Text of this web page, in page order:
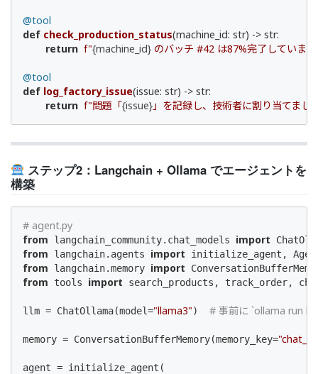
@tool
def check_production_status(machine_id: str) -> str:
return f"{machine_id} のバッチ #42 は87%完了していま
@tool
def log_factory_issue(issue: str) -> str:
return f"問題「{issue} 」を記録し、技術者に割り当てまし
ステップ2：Langchain + Ollama でエージェントを
構築
# agent.py
from langchain_community.chat_models import
from langchain.agents import
from langchain.memory import
from tools import search_products, track_order,
llm = ChatOllama(model="llama3") # 事前に `ollama run
memory = ConversationBufferMemory(memory_key=
agent = initialize_agent(